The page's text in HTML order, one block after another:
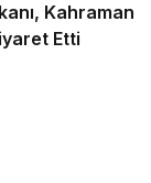
Kahraman
Etti